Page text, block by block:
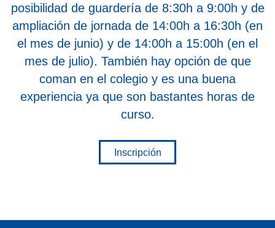
posibilidad de guardería de 8:30h a 9:00h y de
ampliación de jornada de 14:00h a 16:30h (en
el mes de junio) y de 14:00h a 15:00h (en el
mes de julio). También hay opción de que
coman en el colegio y es una buena
experiencia ya que son bastantes horas de
curso.
Inscripción